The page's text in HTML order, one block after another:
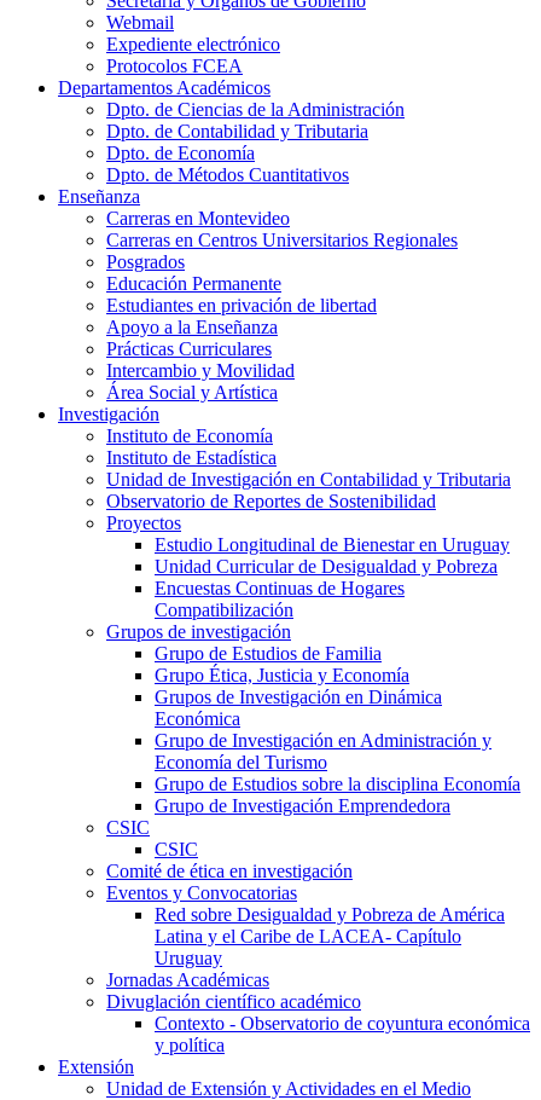
Webmail
Expediente electrónico
Protocolos FCEA
Departamentos Académicos
Dpto. de Ciencias de la Administración
Dpto. de Contabilidad y Tributaria
Dpto. de Economía
Dpto. de Métodos Cuantitativos
Enseñanza
Carreras en Montevideo
Carreras en Centros Universitarios Regionales
Posgrados
Educación Permanente
Estudiantes en privación de libertad
Apoyo a la Enseñanza
Prácticas Curriculares
Intercambio y Movilidad
Área Social y Artística
Investigación
Instituto de Economía
Instituto de Estadística
Unidad de Investigación en Contabilidad y Tributaria
Observatorio de Reportes de Sostenibilidad
Proyectos
Estudio Longitudinal de Bienestar en Uruguay
Unidad Curricular de Desigualdad y Pobreza
Encuestas Continuas de Hogares
Compatibilización
Grupos de investigación
Grupo de Estudios de Familia
Grupo Ética, Justicia y Economía
Grupos de Investigación en Dinámica
Económica
Grupo de Investigación en Administración y
Economía del Turismo
Grupo de Estudios sobre la disciplina Economía
Grupo de Investigación Emprendedora
CSIC
CSIC
Comité de ética en investigación
Eventos y Convocatorias
Red sobre Desigualdad y Pobreza de América
Latina y el Caribe de LACEA- Capítulo
Uruguay
Jornadas Académicas
Divuglación científico académico
Contexto - Observatorio de coyuntura económica
y política
Extensión
Unidad de Extensión y Actividades en el Medio